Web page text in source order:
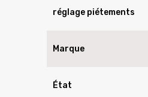
réglage piétements
Marque
État